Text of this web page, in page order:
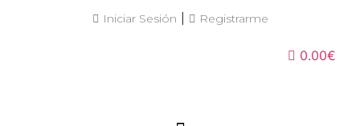
Iniciar Sesión Registrarme
0.00€